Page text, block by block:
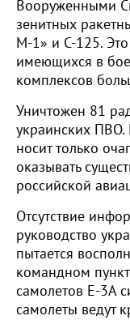
Вооруженными
зенитных
М-1» и С-125.
имеющихся в
комплексов
Уничтожен 81
украинских
носит только
оказывать
российской
Отсутствие
руководство
пытается
командном
самолетов Е-3А
самолеты ведут